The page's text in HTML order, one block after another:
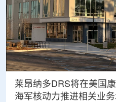
莱昂纳多DRS将在美国
海军核动力推进相关业